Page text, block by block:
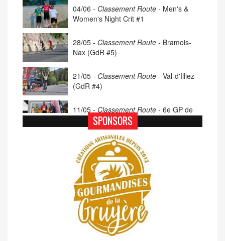
04/06 - Classement Route - Men's &
Women's Night Crit #1
28/05 - Classement Route - Bramois-
Nax (GdR #5)
21/05 - Classement Route - Val-d'Illiez
(GdR #4)
11/05 - Classement Route - 6e GP de
Porsel (TdC #4)
07/05 -Classement Route -
Pléiades (GdR #3)
23/04 -Classement Route -
Moléson (TdC #3)
14/04 -Photos -Les photos du 5e GP
de Semsales
SPONSORS